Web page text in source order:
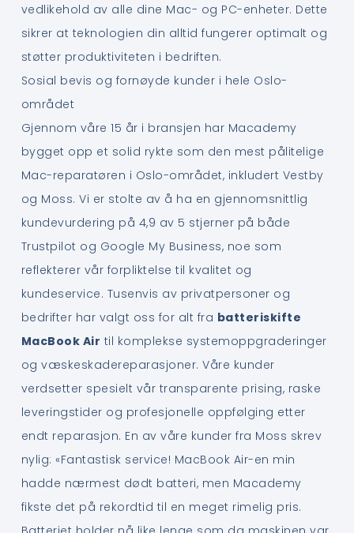
vedlikehold av alle dine Mac- og PC-enheter. Dette
sikrer at teknologien din alltid fungerer optimalt og
støtter produktiviteten i bedriften.
Sosial bevis og fornøyde kunder i hele Oslo-
området
Gjennom våre 15 år i bransjen har Macademy
bygget opp et solid rykte som den mest pålitelige
Mac-reparatøren i Oslo-området, inkludert Vestby
og Moss. Vi er stolte av å ha en gjennomsnittlig
kundevurdering på 4,9 av 5 stjerner på både
Trustpilot og Google My Business, noe som
reflekterer vår forpliktelse til kvalitet og
kundeservice. Tusenvis av privatpersoner og
bedrifter har valgt oss for alt fra batteriskifte
MacBook Air til komplekse systemoppgraderinger
og væskeskadereparasjoner. Våre kunder
verdsetter spesielt vår transparente prising, raske
leveringstider og profesjonelle oppfølging etter
endt reparasjon. En av våre kunder fra Moss skrev
nylig: «Fantastisk service! MacBook Air-en min
hadde nærmest dødt batteri, men Macademy
fikste det på rekordtid til en meget rimelig pris.